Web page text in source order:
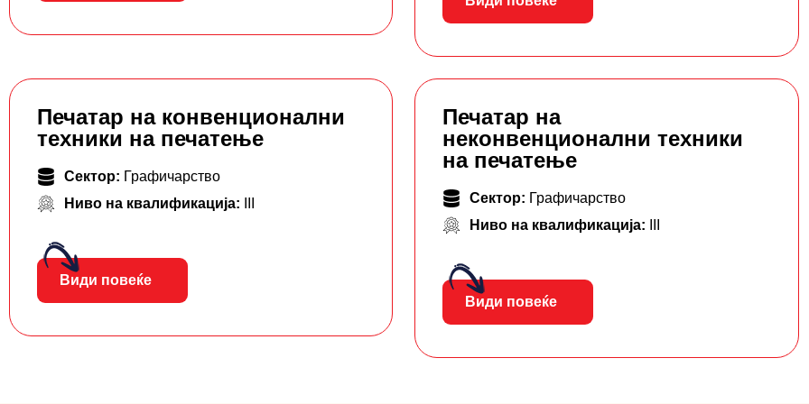
Печатар на конвенционални
техники на печатење
Сектор: Графичарство
Ниво на квалификација:
Види повеќе
Печатар на
неконвенционални техники
на печатење
Сектор: Графичарство
Ниво на квалификација:
Види повеќе